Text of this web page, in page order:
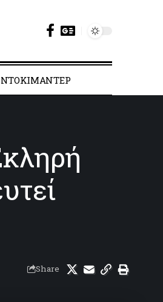
ΝΤΟΚΙΜΑΝΤΕΡ
Share